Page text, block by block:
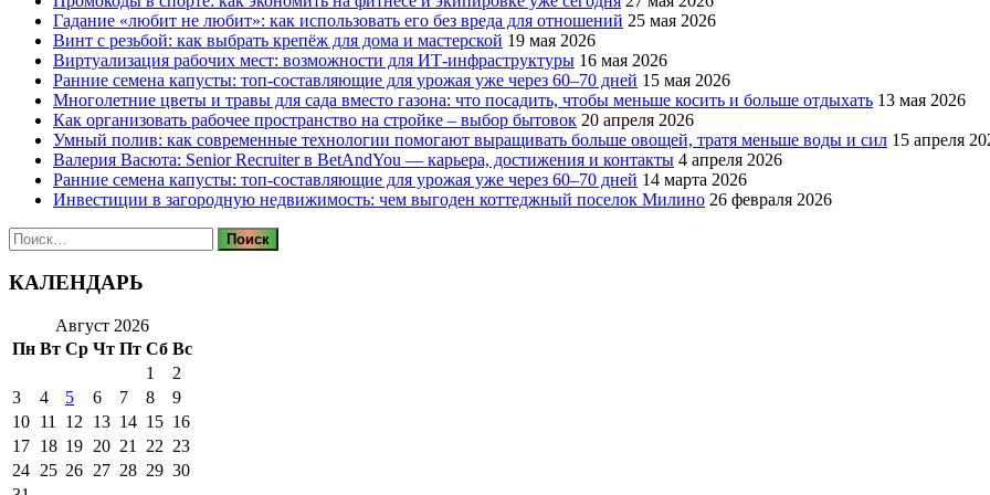
Гадание «любит не любит»: как использовать его без вреда для отношений 25 мая 2026
Винт с резьбой: как выбрать крепёж для дома и мастерской 19 мая 2026
Виртуализация рабочих мест: возможности для ИТ-инфраструктуры 16 мая 2026
Ранние семена капусты: топ‑составляющие для урожая уже через 60–70 дней 15 мая 2026
Многолетние цветы и травы для сада вместо газона: что посадить, чтобы меньше косить и больше отдыхать 13 мая 2026
Как организовать рабочее пространство на стройке – выбор бытовок 20 апреля 2026
Умный полив: как современные технологии помогают выращивать больше овощей, тратя меньше воды и сил 15 апреля
Валерия Васюта: Senior Recruiter в BetAndYou — карьера, достижения и контакты 4 апреля 2026
Ранние семена капусты: топ‑составляющие для урожая уже через 60–70 дней 14 марта 2026
Инвестиции в загородную недвижимость: чем выгоден коттеджный поселок Милино 26 февраля 2026
Найти:
КАЛЕНДАРЬ
Август 2026
Пн Вт Ср Чт Пт Сб Вс
1
2
3
4 5 6 7 8
9
10 11 12 13 14 15 16
17 18 19 20 21 22 23
24 25 26 27 28 29 30